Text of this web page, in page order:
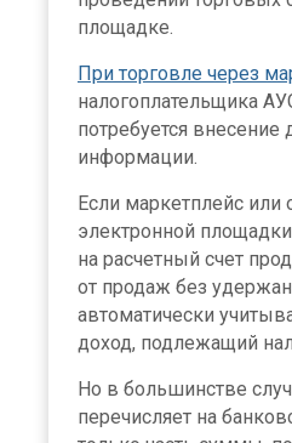
площадке.
При торговле через
налогоплательщика
потребуется внесение
информации.
Если маркетплейс или
электронной
на расчетный счет
от продаж без
автоматически
доход, подлежащий
Но в большинстве
перечисляет на